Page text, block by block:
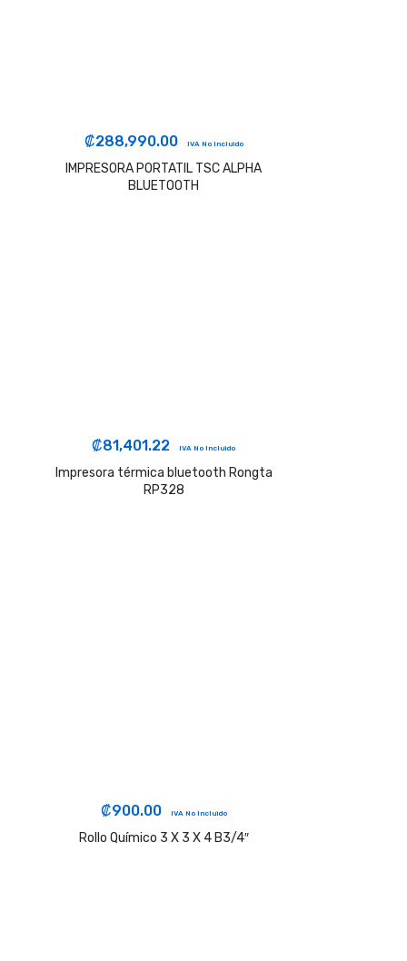
₡288,990.00 IVA No Incluido
IMPRESORA PORTATIL TSC ALPHA
BLUETOOTH
₡81,401.22 IVA No Incluido
Impresora térmica bluetooth Rongta
RP328
₡900.00 IVA No Incluido
Rollo Químico 3 X 3 X 4 B3/4″